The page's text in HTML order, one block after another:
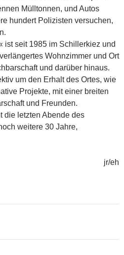
Mülltonnen, und Autos
hundert Polizisten versuchen,
ist seit 1985 im Schillerkiez und
Wohnzimmer und Ort
und darüber hinaus.
um den Erhalt des Ortes, wie
Projekte, mit einer breiten
und Freunden.
die letzten Abende des
weitere 30 Jahre,
jr/eh